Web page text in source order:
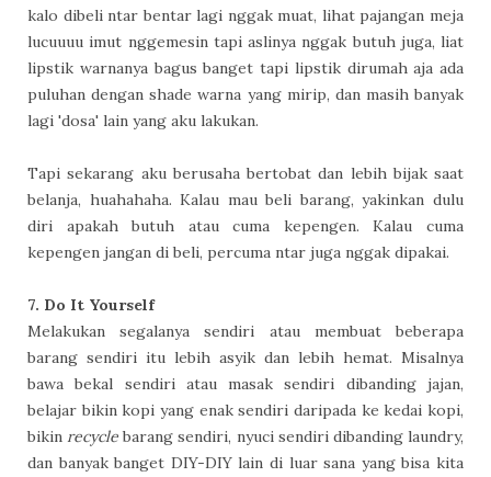
kalo dibeli ntar bentar lagi nggak muat, lihat pajangan meja
lucuuuu imut nggemesin tapi aslinya nggak butuh juga, liat
lipstik warnanya bagus banget tapi lipstik dirumah aja ada
puluhan dengan shade warna yang mirip, dan masih banyak
lagi 'dosa' lain yang aku lakukan.
Tapi sekarang aku berusaha bertobat dan lebih bijak saat
belanja, huahahaha. Kalau mau beli barang, yakinkan dulu
diri apakah butuh atau cuma kepengen. Kalau cuma
kepengen jangan di beli, percuma ntar juga nggak dipakai.
7. Do It Yourself
Melakukan segalanya sendiri atau membuat beberapa
barang sendiri itu lebih asyik dan lebih hemat. Misalnya
bawa bekal sendiri atau masak sendiri dibanding jajan,
belajar bikin kopi yang enak sendiri daripada ke kedai kopi,
bikinrecycle barang sendiri, nyuci sendiri dibanding laundry,
dan banyak banget DIY-DIY lain di luar sana yang bisa kita